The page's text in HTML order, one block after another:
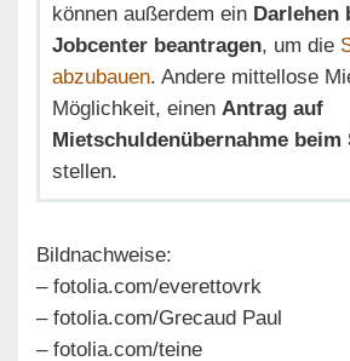
können außerdem ein Darlehen
Jobcenter beantragen, um die
abzubauen. Andere mittellose
Möglichkeit, einen Antrag auf
Mietschuldenübernahme beim
stellen.
Bildnachweise:
– fotolia.com/everettovrk
– fotolia.com/Grecaud Paul
– fotolia.com/teine